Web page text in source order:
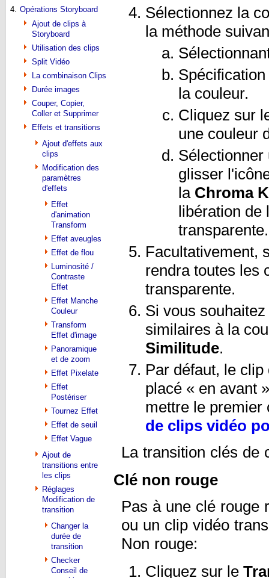
4. Opérations Storyboard
Ajout de clips à
Storyboard
Utilisation des clips
Split Vidéo
La combinaison Clips
Durée images
Couper, Copier,
Coller et Supprimer
Effets et transitions
Ajout d'effets aux
clips
Modification des
paramètres
d'effets
Effet
d'animation
Transform
Effet aveugles
Effet de flou
Luminosité /
Contraste
Effet
Effet Manche
Couleur
Transform
Effet d'image
Panoramique
et de zoom
Effet Pixelate
Effet
Postériser
Tournez Effet
Effet de seuil
Effet Vague
Ajout de
transitions entre
les clips
Réglages
Modification de
transition
Changer la
durée de
transition
Checker
Conseil de
Sélectionnez la
la méthode
la couleur.
Cliquez sur
une couleur
glisser
la Chroma
libération de
transparente.
Facultativement,
rendra toutes les
transparente.
Si vous
similaires à la
Similitude.
Par défaut, le
placé « en avant
mettre le premier
de clips vidéo
La transition clés de
Clé non rouge
Pas à une clé rouge
ou un clip vidéo
Non rouge:
Cliquez sur le